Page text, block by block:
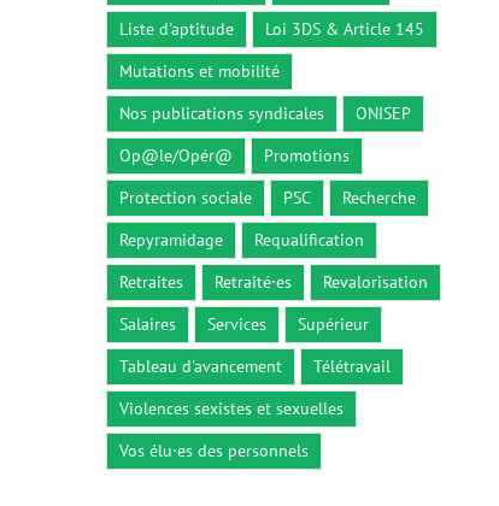
Liste d'aptitude
Loi 3DS & Article 145
Mutations et mobilité
Nos publications syndicales
ONISEP
Op@le/Opér@
Promotions
Protection sociale
PSC
Recherche
Repyramidage
Requalification
Retraites
Retraité·es
Revalorisation
Salaires
Services
Supérieur
Tableau d'avancement
Télétravail
Violences sexistes et sexuelles
Vos élu·es des personnels